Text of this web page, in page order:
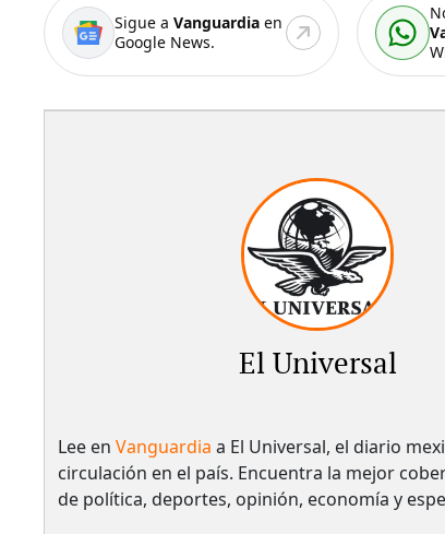
Sigue a Vanguardiaen
Google News.
El Universal
Lee en Vanguardia a El Universal, el diario
circulación en el país.​ Encuentra la mejor
de política, deportes, opinión, economía y